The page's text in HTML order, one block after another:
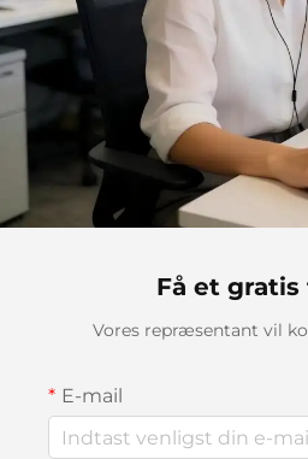
Få et
Vores repræsentant vil
E-mail